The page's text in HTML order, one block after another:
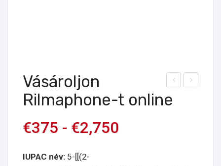
rolj
Vásároljon
Rilmaphone-t online
€375 - €2,750
IUPAC név: 5-[[(2-